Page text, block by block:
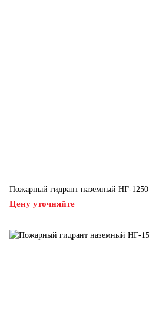
Пожарный гидрант наземный НГ-1250
Цену уточняйте